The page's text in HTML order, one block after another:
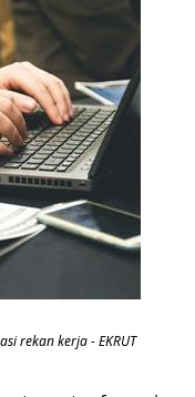
rekan kerja - EKRUT